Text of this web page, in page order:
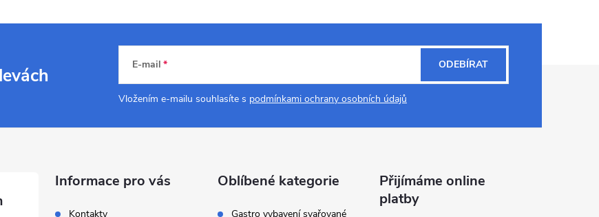
E-mail
Vložením e-mailu souhlasíte s podmínkami ochrany osobních údajů
ODEBÍRAT
Informace pro vás
Kontakty
Oblíbené kategorie
Gastro vybavení svařované
Přijímáme online
platby